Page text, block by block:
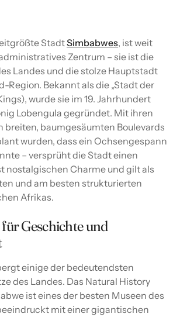
StadtSimbabwes, ist weit
Zentrum – sie ist die
Landes und die stolze Hauptstadt
Region. Bekannt als die „Stadt der
wurde sie im 19. Jahrhundert
Lobengula gegründet. Mit ihren
breiten, baumgesäumten Boulevards
wurden, dass ein Ochsengespann
– versprüht die Stadt einen
nostalgischen Charme und gilt als
und am besten strukturierten
Afrikas.
Geschichte und
einige der bedeutendsten
des Landes. Das Natural History
ist eines der besten Museen des
mit einer gigantischen